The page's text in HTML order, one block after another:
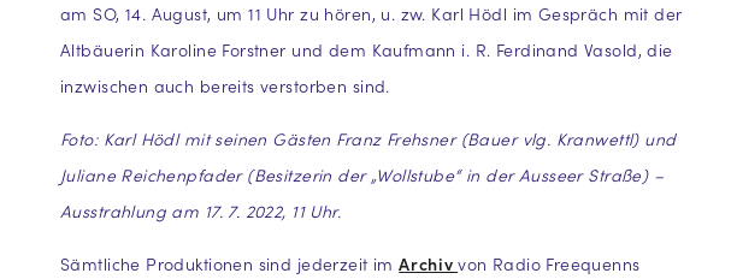
am SO, 14. August, um 11 Uhr zu hören, u. zw. Karl Hödl im Gespräch mit der
Altbäuerin Karoline Forstner und dem Kaufmann i. R. Ferdinand Vasold, die
inzwischen auch bereits verstorben sind.
Foto: Karl Hödl mit seinen Gästen Franz Frehsner (Bauer vlg. Kranwettl) und
Juliane Reichenpfader (Besitzerin der „Wollstube“ in der Ausseer Straße) –
Ausstrahlung am 17. 7. 2022, 11 Uhr.
Sämtliche Produktionen sind jederzeit imArchivvon Radio Freequenns